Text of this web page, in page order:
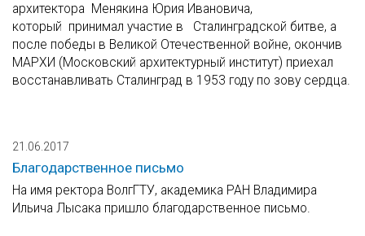
архитектора Менякина Юрия Ивановича,
который принимал участие в Сталинградской битве, а
после победы в Великой Отечественной войне, окончив
МАРХИ (Московский архитектурный институт) приехал
восстанавливать Сталинград в 1953 году по зову сердца.
21.06.2017
Благодарственное письмо
На имя ректора ВолгГТУ, академика РАН Владимира
Ильича Лысака пришло благодарственное письмо.